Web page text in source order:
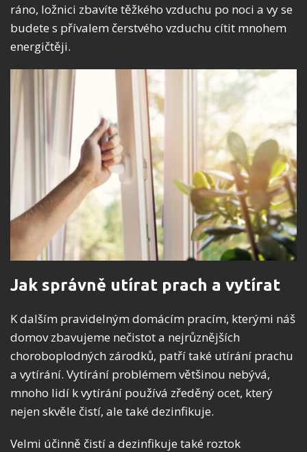
ráno, ložnici zbavíte těžkého vzduchu po noci a vy se
budete s přívalem čerstvého vzduchu cítit mnohem
energičtěji.
Jak správně utírat prach a vytírat
K dalším pravidelným domácím pracím, kterými náš
domov zbavujeme nečistot a nejrůznějších
choroboplodných zárodků, patří také utírání prachu
a vytírání. Vytírání problémem většinou nebývá,
mnoho lidí k vytírání používá zředěný ocet, který
nejen skvěle čistí, ale také dezinfikuje.
Velmi účinně čistí a dezinfikuje také roztok